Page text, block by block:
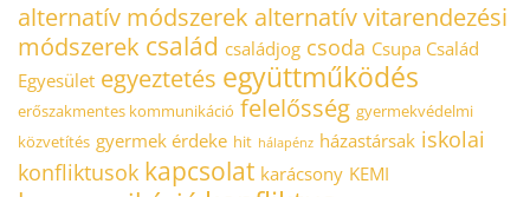
alternatív módszerek alternatív vitarendezési
módszerek család családjog csoda Csupa Család
Egyesület egyeztetés együttműködés
erőszakmentes kommunikáció felelősség gyermekvédelmi
közvetítés gyermek érdeke hit hálapénz házastársak iskolai
konfliktusok kapcsolat karácsony KEMI